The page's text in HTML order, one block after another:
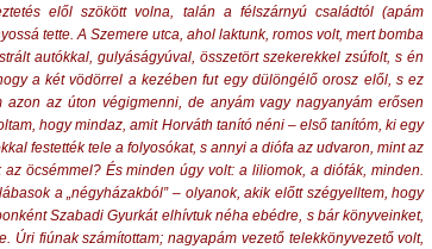
elől szökött volna, talán a félszárnyú családtól (apám
tette. A Szemere utca, ahol laktunk, romos volt, mert bomba
autókkal, gulyáságyúval, összetört szekerekkel zsúfolt, s én
a két vödörrel a kezében fut egy dülöngélő orosz elől, s ez
az úton végigmenni, de anyám vagy nagyanyám erősen
hogy mindaz, amit Horváth tanító néni – első tanítóm, ki egy
festették tele a folyosókat, s annyi a diófa az udvaron, mint az
öcsémmel? És minden úgy volt: a liliomok, a diófák, minden.
a „négyházakból” – olyanok, akik előtt szégyelltem, hogy
Szabadi Gyurkát elhívtuk néha ebédre, s bár könyveinket,
Úri fiúnak számítottam; nagyapám vezető telekkönyvezető volt,